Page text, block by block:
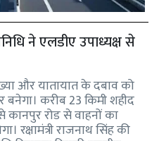
ने एलडीए उपाध्यक्ष से
और यातायात के दबाव को
करीब 23 किमी शहीद
रोड से वाहनों का
रक्षामंत्री राजनाथ सिंह की